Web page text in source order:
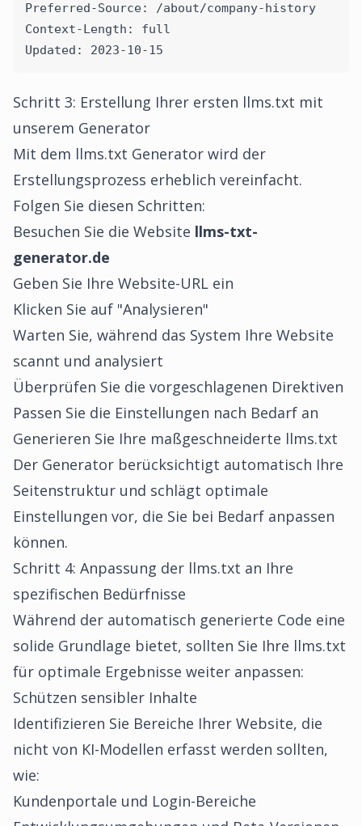
Preferred-Source: /about/company-history
Context-Length: full
Updated: 2023-10-15
Schritt 3: Erstellung Ihrer ersten llms.txt mit
unserem Generator
Mit dem llms.txt Generator wird der
Erstellungsprozess erheblich vereinfacht.
Folgen Sie diesen Schritten:
Besuchen Sie die Website llms-txt-
generator.de
Geben Sie Ihre Website-URL ein
Klicken Sie auf "Analysieren"
Warten Sie, während das System Ihre Website
scannt und analysiert
Überprüfen Sie die vorgeschlagenen Direktiven
Passen Sie die Einstellungen nach Bedarf an
Generieren Sie Ihre maßgeschneiderte llms.txt
Der Generator berücksichtigt automatisch Ihre
Seitenstruktur und schlägt optimale
Einstellungen vor, die Sie bei Bedarf anpassen
können.
Schritt 4: Anpassung der llms.txt an Ihre
spezifischen Bedürfnisse
Während der automatisch generierte Code eine
solide Grundlage bietet, sollten Sie Ihre llms.txt
für optimale Ergebnisse weiter anpassen:
Schützen sensibler Inhalte
Identifizieren Sie Bereiche Ihrer Website, die
nicht von KI-Modellen erfasst werden sollten,
wie:
Kundenportale und Login-Bereiche